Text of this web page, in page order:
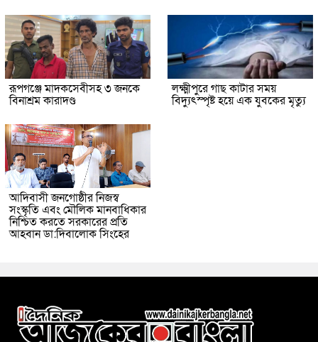
রূপগঞ্জে মাদকসেবীসহ ৩ জনকে
বিনাশ্রম কারাদণ্ড
লক্ষ্মীপুরে গাছ কাটার সময়
বিদ্যুৎস্পৃষ্ট হয়ে এক যুবকের মৃত্যু
আদিবাসী জনগোষ্ঠীর নিজস্ব
সংস্কৃতি এবং মৌলিক মানবাধিকার
নিশ্চিত করতে সরকারের প্রতি
আহবান ডা:দিবালোক সিংহের